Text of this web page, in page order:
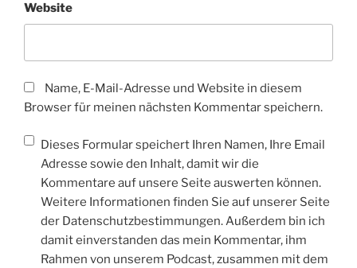
Website
Name, E-Mail-Adresse und Website in diesem
Browser für meinen nächsten Kommentar speichern.
Dieses Formular speichert Ihren Namen, Ihre Email
Adresse sowie den Inhalt, damit wir die
Kommentare auf unsere Seite auswerten können.
Weitere Informationen finden Sie auf unserer Seite
der Datenschutzbestimmungen. Außerdem bin ich
damit einverstanden das mein Kommentar, ihm
Rahmen von unserem Podcast, zusammen mit dem